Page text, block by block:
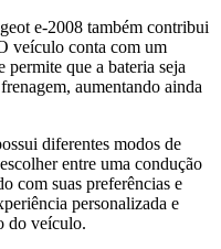
e-2008 também contribui
veículo conta com um
permite que a bateria seja
aumentando ainda
diferentes modos de
entre uma condução
com suas preferências e
personalizada e
do veículo.